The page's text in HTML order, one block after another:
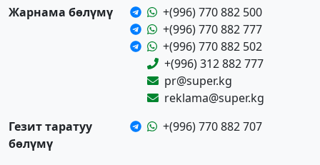
Жарнама бөлүмү
+(996) 770 882 500
+(996) 770 882 777
+(996) 770 882 502
+(996) 312 882 777
pr@super.kg
reklama@super.kg
Гезит таратуу
бөлүмү
+(996) 770 882 707